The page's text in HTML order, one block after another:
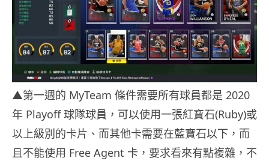
▲第一週的 MyTeam 條件需要所有球員都是 2020
年 Playoff 球隊球員，可以使用一張紅寶石(Ruby)或
以上級別的卡片、而其他卡需要在藍寶石以下，而
且不能使用 Free Agent 卡，要求看來有點複雜，不